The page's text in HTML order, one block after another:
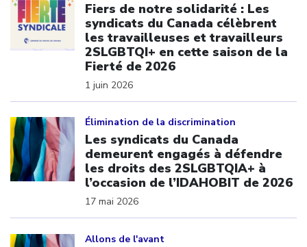
Fiers de notre solidarité : Les
syndicats du Canada célèbrent
les travailleuses et travailleurs
2SLGBTQI+ en cette saison de la
Fierté de 2026
1 juin 2026
Élimination de la discrimination
Les syndicats du Canada
demeurent engagés à défendre
les droits des 2SLGBTQIA+ à
l’occasion de l’IDAHOBIT de 2026
17 mai 2026
Allons de l'avant